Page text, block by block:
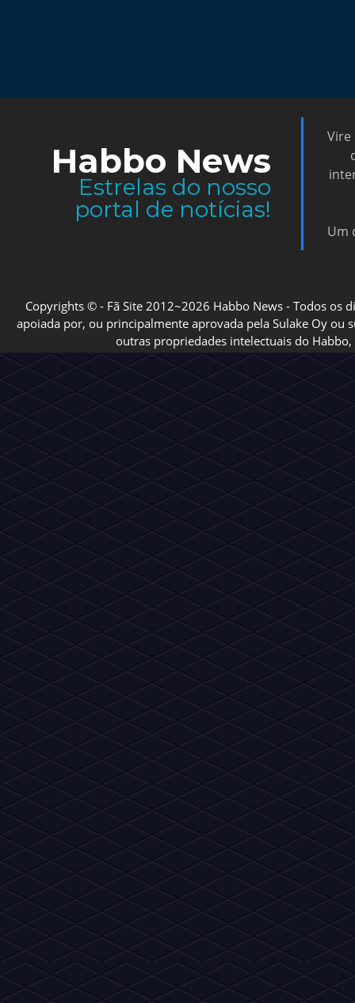
Habbo News
Estrelas do nosso
portal de notícias!
Vire
Um
Copyrights © - Fã Site 2012~2026 Habbo News - Todos os
apoiada por, ou principalmente aprovada pela Sulake Oy ou
outras propriedades intelectuais do